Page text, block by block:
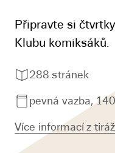
Připravte si
Klubu komiksáků.
288 stránek
pevná vazba,
Více informací z